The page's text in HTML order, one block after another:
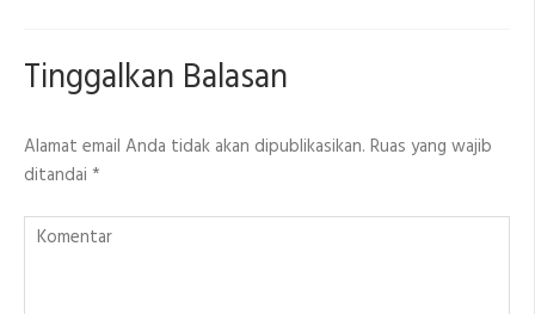
Tinggalkan Balasan
Alamat email Anda tidak akan dipublikasikan. Ruas yang wajib
ditandai *
Komentar